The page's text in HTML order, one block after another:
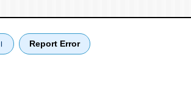
Report Error